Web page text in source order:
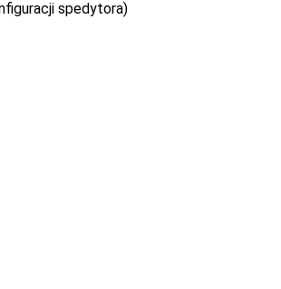
spedytora)